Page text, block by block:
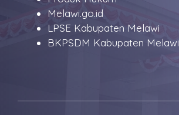
Melawi.go.id
LPSE Kabupaten Melawi
BKPSDM Kabupaten Melawi